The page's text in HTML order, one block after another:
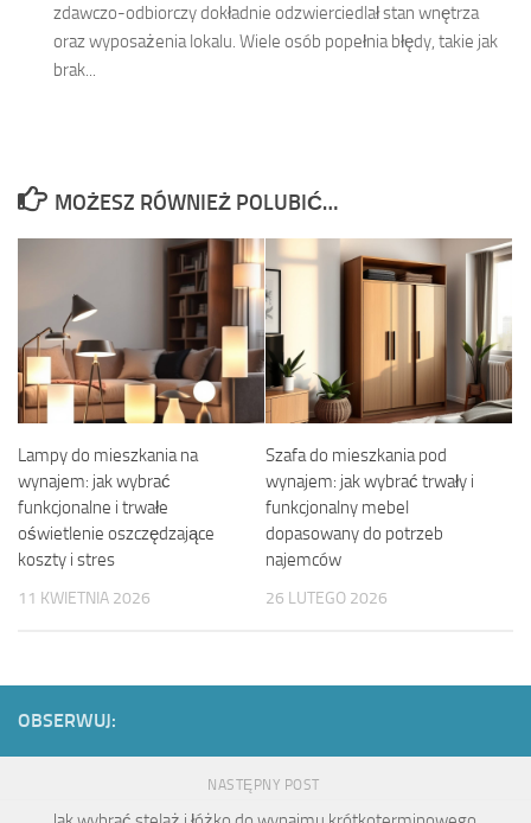
zdawczo-odbiorczy dokładnie odzwierciedlał stan wnętrza
oraz wyposażenia lokalu. Wiele osób popełnia błędy, takie jak
brak...
MOŻESZ RÓWNIEŻ POLUBIĆ…
Lampy do mieszkania na
wynajem: jak wybrać
funkcjonalne i trwałe
oświetlenie oszczędzające
koszty i stres
11 KWIETNIA 2026
Szafa do mieszkania pod
wynajem: jak wybrać trwały i
funkcjonalny mebel
dopasowany do potrzeb
najemców
26 LUTEGO 2026
OBSERWUJ:
NASTĘPNY POST